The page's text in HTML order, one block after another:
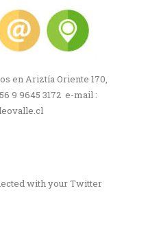
en Ariztía Oriente 170,
9 9645 3172 e-mail :
with your Twitter